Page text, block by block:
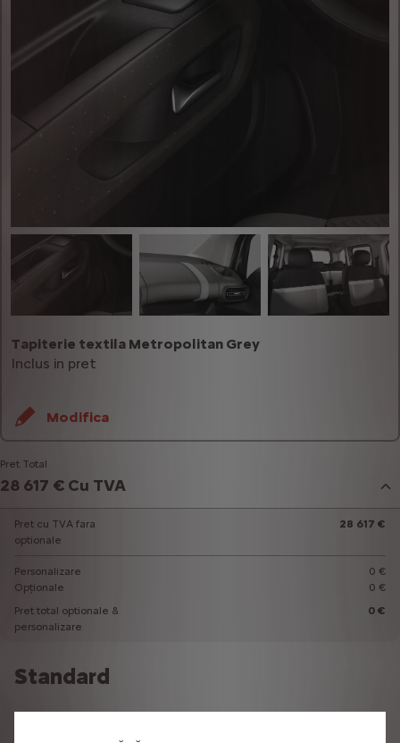
Tapiterie textila Metropolitan Grey
Inclus in pret
Modifica
Pret Total
28 617 € Cu TVA
Pret cu TVA fara
optionale
28 617 €
Personalizare
0 €
Opționale
0 €
Pret total optionale &
personalizare
0 €
Standard